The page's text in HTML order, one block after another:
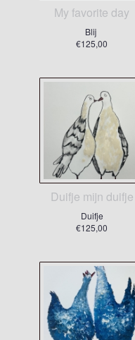
My favorite day
Blij
€125,00
Duifje mijn duifje
Duifje
€125,00